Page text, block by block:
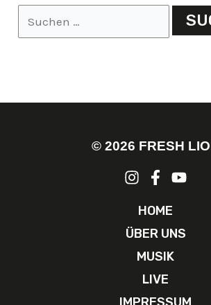
© 2026 FRESH
HOME
ÜBER UNS
MUSIK
LIVE